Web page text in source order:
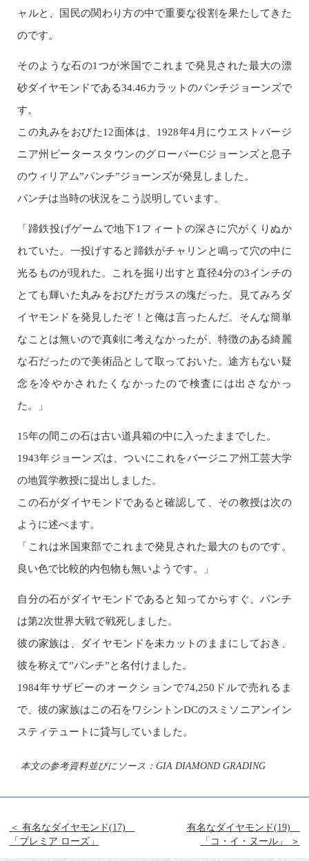
ャルと、国民の関わり方の中で重要な役割を果たしてきた
のです。
そのような石の1つが米国でこれまで発見された最大の漂
砂ダイヤモンドである34.46カラットのパンチジョーンズで
す。
この丸みをおびた12面体は、1928年4月にウエストバージ
ニア州ピータースタウンのグローバーCジョーンズと息子
のウィリアム”パンチ”ジョーンズが発見しました。
パンチは当時の状況をこう説明しています。
「蹄鉄投げゲームで地下1フィートの深さに穴がくりぬか
れていた。一投げすると蹄鉄がチャリンと鳴って穴の中に
光るものが現れた。これを掘り出すと直径4分の3インチの
とても輝いた丸みをおびたガラスの塊だった。見てみろダ
イヤモンドを発見したぞ！と俺は言ったんだ。そんな簡単
なことは無いので真剣に考えなかったが、特徴のある綺麗
な石だったので美術品として取っておいた。途方もない疑
念を冷やかされたくなかったので検査には出さなかっ
た。」
15年の間この石は古い道具箱の中に入ったままでした。
1943年ジョーンズは、ついにこれをバージニア州工芸大学
の地質学教授に提出しました。
この石がダイヤモンドであると確認して、その教授は次の
ように述べます。
「これは米国東部でこれまで発見された最大のものです。
良い色で比較的内包物も無いようです。」
自分の石がダイヤモンドであると知ってからすぐ、パンチ
は第2次世界大戦で戦死しました。
彼の家族は、ダイヤモンドを未カットのままにしておき、
彼を称えて”パンチ”と名付けました。
1984年サザビーのオークションで74,250ドルで売れるま
で、彼の家族はこの石をワシントンDCのスミソニアンイン
スティテュートに貸与していました。
本文の参考資料並びにソース：GIA DIAMOND GRADING
＜ 有名なダイヤモンド(17)
「プレミア ローズ」
有名なダイヤモンド(19)
「コ・イ・ヌール」 ＞